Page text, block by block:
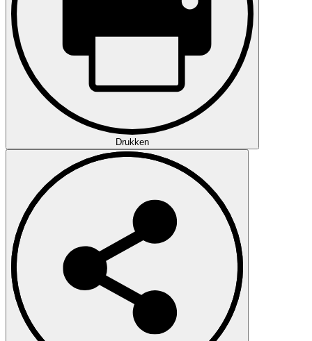
Drukken